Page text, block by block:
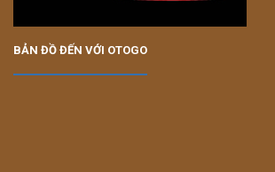
BẢN ĐỒ ĐẾN VỚI OTOGO